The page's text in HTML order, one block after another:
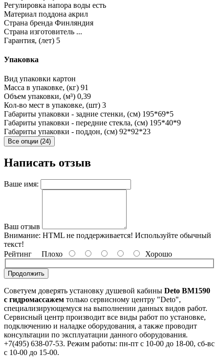
Регулировка напора воды есть
Материал поддона акрил
Страна бренда Финляндия
Страна изготовитель ...
Гарантия, (лет) 5
Упаковка
Вид упаковки картон
Масса в упаковке, (кг) 91
Объем упаковки, (м³) 0,39
Кол-во мест в упаковке, (шт) 3
Габариты упаковки - задние стенки, (см) 195*69*5
Габариты упаковки - передние стекла, (см) 195*40*9
Габариты упаковки - поддон, (см) 92*92*23
Все опции (24)
Написать отзыв
Ваше имя:
Ваш отзыв
Внимание: HTML не поддерживается! Используйте обычный
текст!
Рейтинг Плохо Хорошо
Продолжить
Советуем доверять установку душевой кабины Deto BM1590
с гидромассажем только сервисному центру "Deto",
специализирующемуся на выполнении данных видов работ.
Сервисный центр производит все виды работ по установке,
подключению и наладке оборудования, а также проводит
консультации по эксплуатации данного оборудования.
+7(495) 638-07-53. Режим работы: пн-пт с 10-00 до 18-00, сб-вс
с 10-00 до 15-00.